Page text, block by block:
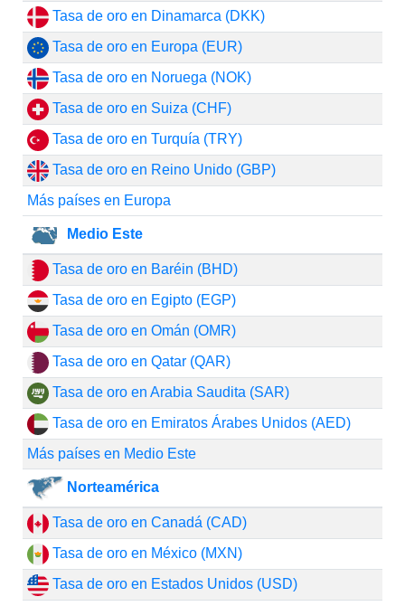
Tasa de oro en Dinamarca (DKK)
Tasa de oro en Europa (EUR)
Tasa de oro en Noruega (NOK)
Tasa de oro en Suiza (CHF)
Tasa de oro en Turquía (TRY)
Tasa de oro en Reino Unido (GBP)
Más países en Europa
Medio Este
Tasa de oro en Baréin (BHD)
Tasa de oro en Egipto (EGP)
Tasa de oro en Omán (OMR)
Tasa de oro en Qatar (QAR)
Tasa de oro en Arabia Saudita (SAR)
Tasa de oro en Emiratos Árabes Unidos (AED)
Más países en Medio Este
Norteamérica
Tasa de oro en Canadá (CAD)
Tasa de oro en México (MXN)
Tasa de oro en Estados Unidos (USD)